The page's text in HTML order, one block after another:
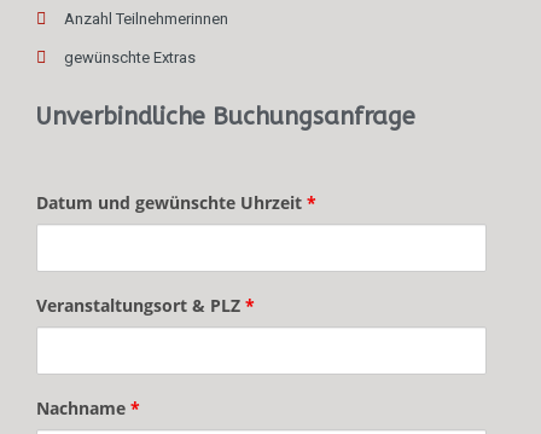
Anzahl Teilnehmerinnen
gewünschte Extras
Unverbindliche Buchungsanfrage
Datum und gewünschte Uhrzeit *
Veranstaltungsort & PLZ *
Nachname *